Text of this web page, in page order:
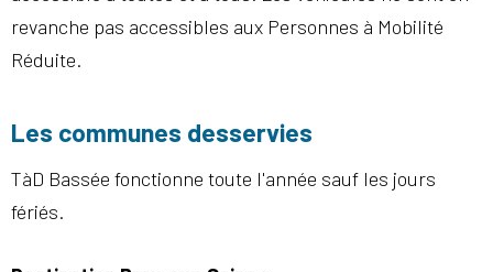
revanche pas accessibles aux Personnes à Mobilité
Réduite.
Les communes desservies
TàD Bassée fonctionne toute l'année sauf les jours
fériés.